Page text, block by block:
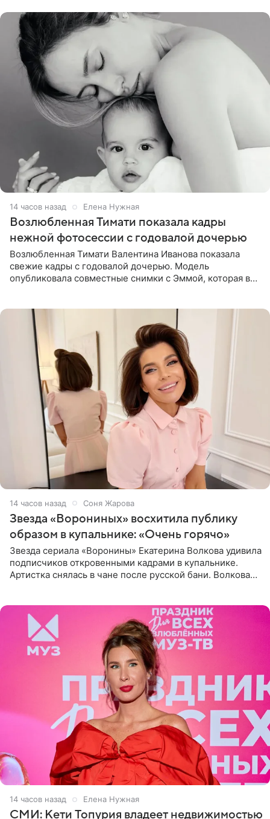
14 часов назад Елена Нужная
Возлюбленная Тимати показала кадры
нежной фотосессии с годовалой дочерью
Возлюбленная Тимати Валентина Иванова показала
свежие кадры с годовалой дочерью. Модель
опубликовала совместные снимки с Эммой, которая в
14 часов назад Соня Жарова
Звезда «Ворониных» восхитила публику
образом в купальнике: «Очень горячо»
Звезда сериала «Воронины» Екатерина Волкова удивила
подписчиков откровенными кадрами в купальнике.
Артистка снялась в чане после русской бани. Волкова
14 часов назад Елена Нужная
СМИ: Кети Топурия владеет недвижимостью